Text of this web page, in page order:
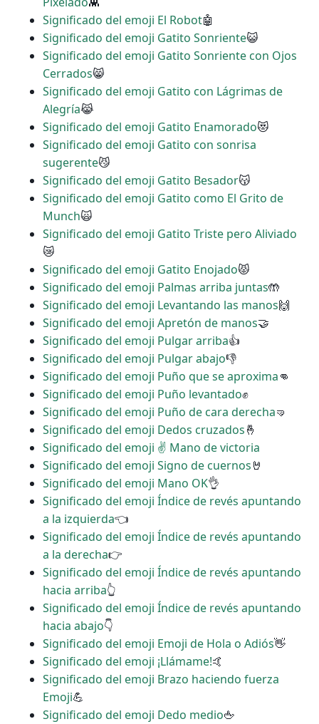
Significado del emoji El Robot🤖
Significado del emoji Gatito Sonriente😺
Significado del emoji Gatito Sonriente con Ojos
Cerrados😸
Significado del emoji Gatito con Lágrimas de
Alegría😹
Significado del emoji Gatito Enamorado😻
Significado del emoji Gatito con sonrisa
sugerente😼
Significado del emoji Gatito Besador😽
Significado del emoji Gatito como El Grito de
Munch🙀
Significado del emoji Gatito Triste pero Aliviado
😿
Significado del emoji Gatito Enojado😾
Significado del emoji Palmas arriba juntas🤲
Significado del emoji Levantando las manos🙌
Significado del emoji Apretón de manos🤝
Significado del emoji Pulgar arriba👍
Significado del emoji Pulgar abajo👎
Significado del emoji Puño que se aproxima👊
Significado del emoji Puño levantado✊
Significado del emoji Puño de cara derecha🤜
Significado del emoji Dedos cruzados🤞
Significado del emoji ✌ Mano de victoria
Significado del emoji Signo de cuernos🤘
Significado del emoji Mano OK👌
Significado del emoji Índice de revés apuntando
a la izquierda👈
Significado del emoji Índice de revés apuntando
a la derecha👉
Significado del emoji Índice de revés apuntando
hacia arriba👆
Significado del emoji Índice de revés apuntando
hacia abajo👇
Significado del emoji Emoji de Hola o Adiós👋
Significado del emoji ¡Llámame!🤙
Significado del emoji Brazo haciendo fuerza
Emoji💪
Significado del emoji Dedo medio🖕